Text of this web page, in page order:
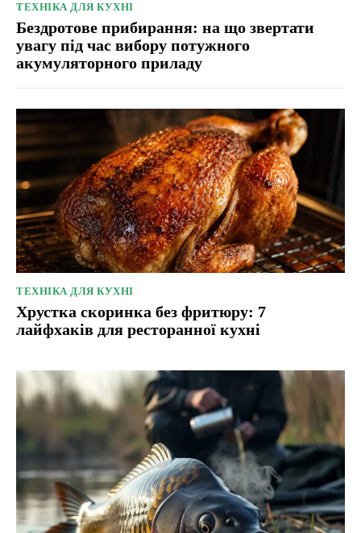
ТЕХНІКА ДЛЯ КУХНІ
Бездротове прибирання: на що звертати
увагу під час вибору потужного
акумуляторного приладу
ТЕХНІКА ДЛЯ КУХНІ
Хрустка скоринка без фритюру: 7
лайфхаків для ресторанної кухні